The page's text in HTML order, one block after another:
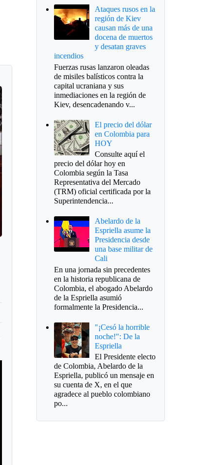
Ataques rusos en la
región de Kiev
causan más de una
docena de muertos
y desatan graves
incendios
Fuerzas rusas lanzaron oleadas
de misiles balísticos contra la
capital ucraniana y sus
inmediaciones en la región de
Kiev, desencadenando v...
El precio del dólar
en Colombia para
HOY
Consulte aquí el
precio del dólar hoy en
Colombia según la Tasa
Representativa del Mercado
(TRM) oficial certificada por la
Superintendencia...
Abelardo de la
Espriella asume la
Presidencia desde
una base militar de
Cali
En una jornada sin precedentes
en la historia republicana de
Colombia, el abogado Abelardo
de la Espriella asumió
formalmente la Presidencia...
"¡Cesó la horrible
noche!": De la
Espriella
El Presidente electo
de Colombia, Abelardo de la
Espriella, publicó un mensaje en
su cuenta de X, en el que
agradece al pueblo colombiano
po...